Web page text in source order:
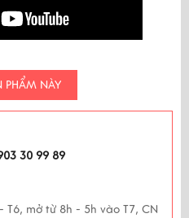
PHẨM NÀY
30 99 89
mở từ 8h - 5h vào T7, CN